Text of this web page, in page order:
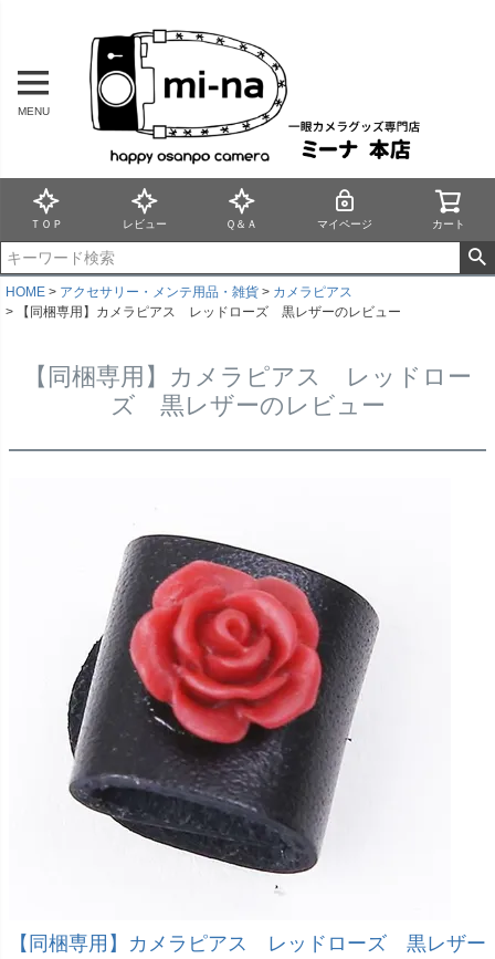
MENU
ＴＯＰ レビュー Ｑ＆Ａ マイページ カート
HOME アクセサリー・メンテ用品・雑貨
カメラピアス
【同梱専用】カメラピアス レッドローズ 黒レザーのレビュー
【同梱専用】カメラピアス レッドロー
ズ 黒レザーのレビュー
【同梱専用】カメラピアス レッドローズ 黒レザー